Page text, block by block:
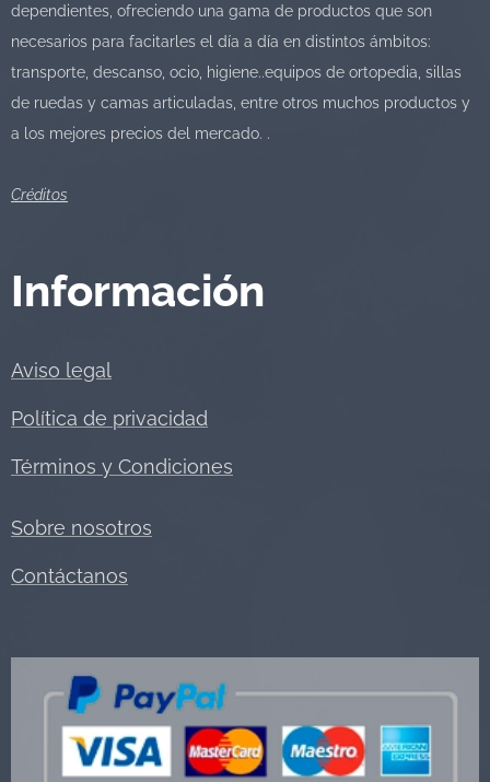
dependientes, ofreciendo una gama de productos que son
necesarios para facitarles el día a día en distintos ámbitos:
transporte, descanso, ocio, higiene..equipos de ortopedia, sillas
de ruedas y camas articuladas, entre otros muchos productos y
a los mejores precios del mercado. .
Créditos
Información
Aviso legal
Política de privacidad
Términos y Condiciones
Sobre nosotros
Contáctanos